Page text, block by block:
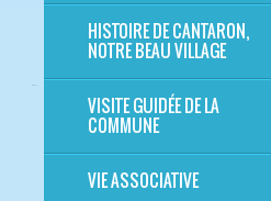
HISTOIRE DE CANTARON,
NOTRE BEAU VILLAGE
VISITE GUIDÉE DE LA
COMMUNE
VIE ASSOCIATIVE